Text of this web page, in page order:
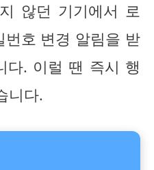
않던 기기에서 로
호 변경 알림을 받
다. 이럴 땐 즉시 행
니다.